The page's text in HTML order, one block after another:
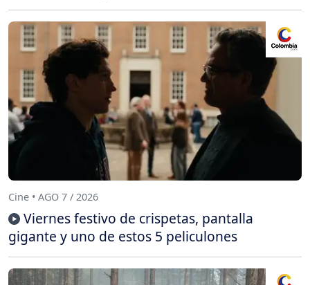
Cine • AGO 7 / 2026
Viernes festivo de crispetas, pantalla
gigante y uno de estos 5 peliculones